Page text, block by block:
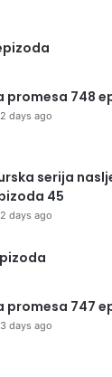
promesa 748
2 days ago
serija
45
2 days ago
promesa 747
3 days ago